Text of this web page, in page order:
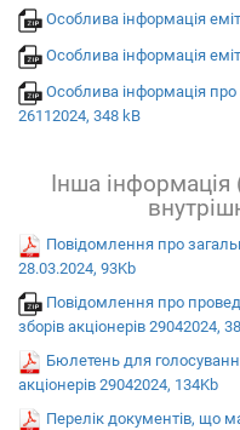
Особлива інформація
Особлива інформація
Особлива інформація про
26112024, 348 kB
Інша
Повідомлення про
28.03.2024, 93Kb
Повідомлення про
зборів акціонерів 29042024,
Бюлетень для
акціонерів 29042024, 134Kb
Перелік документів, що